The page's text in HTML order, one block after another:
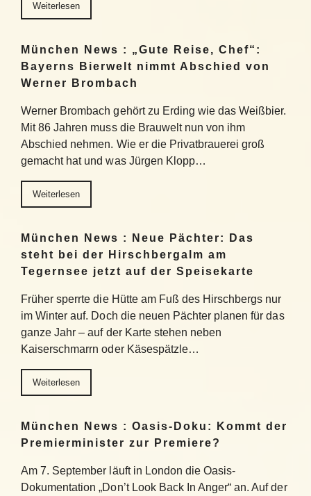
Weiterlesen
München News : „Gute Reise, Chef“:
Bayerns Bierwelt nimmt Abschied von
Werner Brombach
Werner Brombach gehört zu Erding wie das Weißbier.
Mit 86 Jahren muss die Brauwelt nun von ihm
Abschied nehmen. Wie er die Privatbrauerei groß
gemacht hat und was Jürgen Klopp…
Weiterlesen
München News : Neue Pächter: Das
steht bei der Hirschbergalm am
Tegernsee jetzt auf der Speisekarte
Früher sperrte die Hütte am Fuß des Hirschbergs nur
im Winter auf. Doch die neuen Pächter planen für das
ganze Jahr – auf der Karte stehen neben
Kaiserschmarrn oder Käsespätzle…
Weiterlesen
München News : Oasis-Doku: Kommt der
Premierminister zur Premiere?
Am 7. September läuft in London die Oasis-
Dokumentation „Don’t Look Back In Anger“ an. Auf der